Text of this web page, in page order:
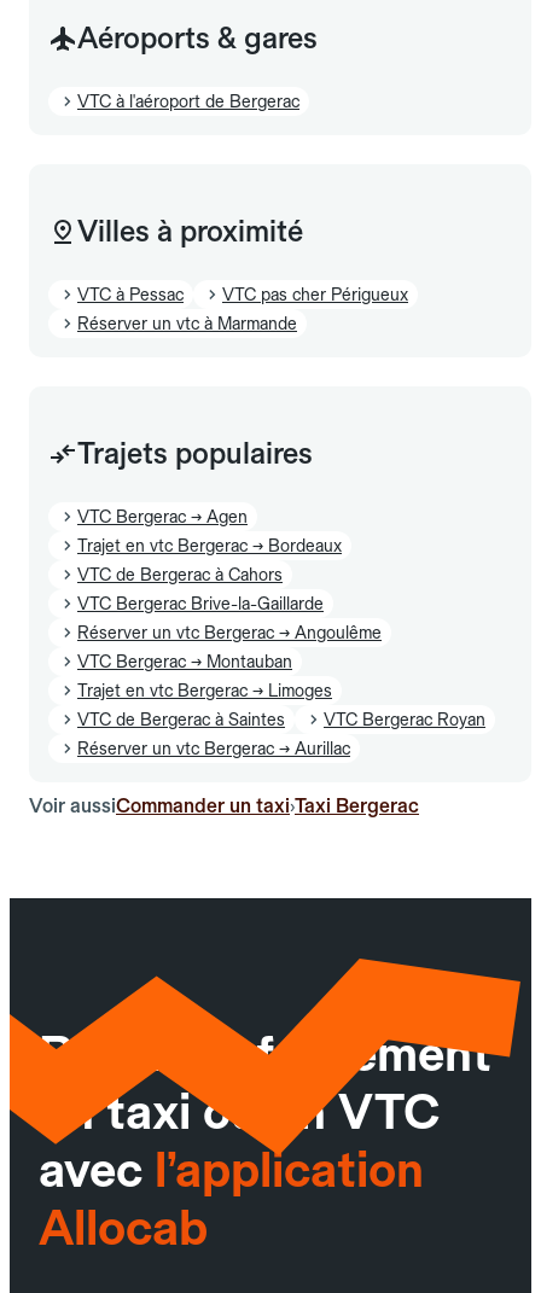
Aéroports & gares
VTC à l'aéroport de Bergerac
Villes à proximité
VTC à Pessac
VTC pas cher Périgueux
Réserver un vtc à Marmande
Trajets populaires
VTC Bergerac → Agen
Trajet en vtc Bergerac → Bordeaux
VTC de Bergerac à Cahors
VTC Bergerac Brive-la-Gaillarde
Réserver un vtc Bergerac → Angoulême
VTC Bergerac → Montauban
Trajet en vtc Bergerac → Limoges
VTC de Bergerac à Saintes
VTC Bergerac Royan
Réserver un vtc Bergerac → Aurillac
Voir aussiCommander un taxi›Taxi Bergerac
Réservez facilement
un taxi ou un VTC
avec l’application
Allocab